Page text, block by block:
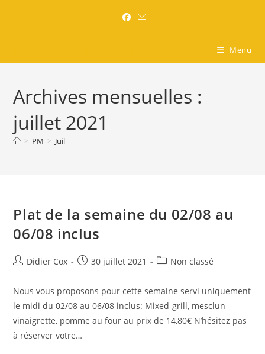
Menu
Archives mensuelles :
juillet 2021
> PM > Juil
Plat de la semaine du 02/08 au
06/08 inclus
Didier Cox 30 juillet 2021 Non classé
Nous vous proposons pour cette semaine servi uniquement
le midi du 02/08 au 06/08 inclus: Mixed-grill, mesclun
vinaigrette, pomme au four au prix de 14,80€ N’hésitez pas
à réserver votre…